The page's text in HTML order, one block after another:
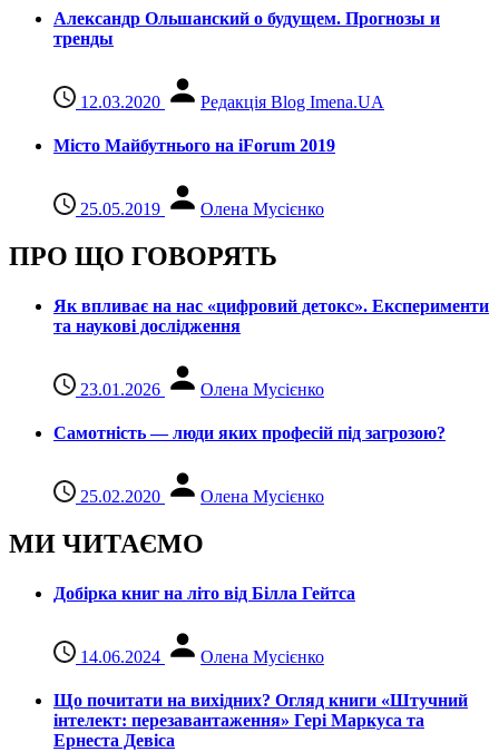
Александр Ольшанский о будущем. Прогнозы и
тренды
12.03.2020 Редакція Blog Imena.UA
Місто Майбутнього на iForum 2019
25.05.2019 Олена Мусієнко
ПРО ЩО ГОВОРЯТЬ
Як впливає на нас «цифровий детокс». Експерименти
та наукові дослідження
23.01.2026 Олена Мусієнко
Самотність — люди яких професій під загрозою?
25.02.2020 Олена Мусієнко
МИ ЧИТАЄМО
Добірка книг на літо від Білла Гейтса
14.06.2024 Олена Мусієнко
Що почитати на вихідних? Огляд книги «Штучний
інтелект: перезавантаження» Гері Маркуса та
Ернеста Девіса